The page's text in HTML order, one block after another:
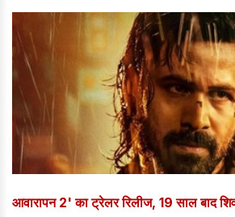
आवारापन 2' का ट्रेलर रिलीज, 19 साल बाद